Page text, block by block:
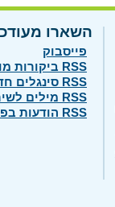
השארו
פייסבוק
RSS ביקורות מוזיקה
RSS סינגלים חדשים
RSS מילים לשירים
RSS הודעות בפורומים